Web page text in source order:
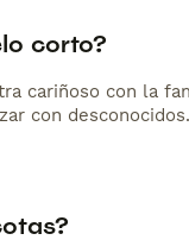
corto?
cariñoso con la
con